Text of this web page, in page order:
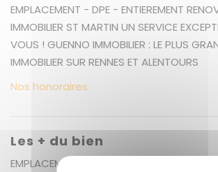
EMPLACEMENT - DPE - ENTIEREMENT
IMMOBILIER ST MARTIN UN SERVICE
VOUS ! GUENNO IMMOBILIER : LE PLUS
IMMOBILIER SUR RENNES ET ALENTOURS
Nos honoraires
Les + du bien
EMPLACEMENT - DPE - ENTIEREMENT RENOVE